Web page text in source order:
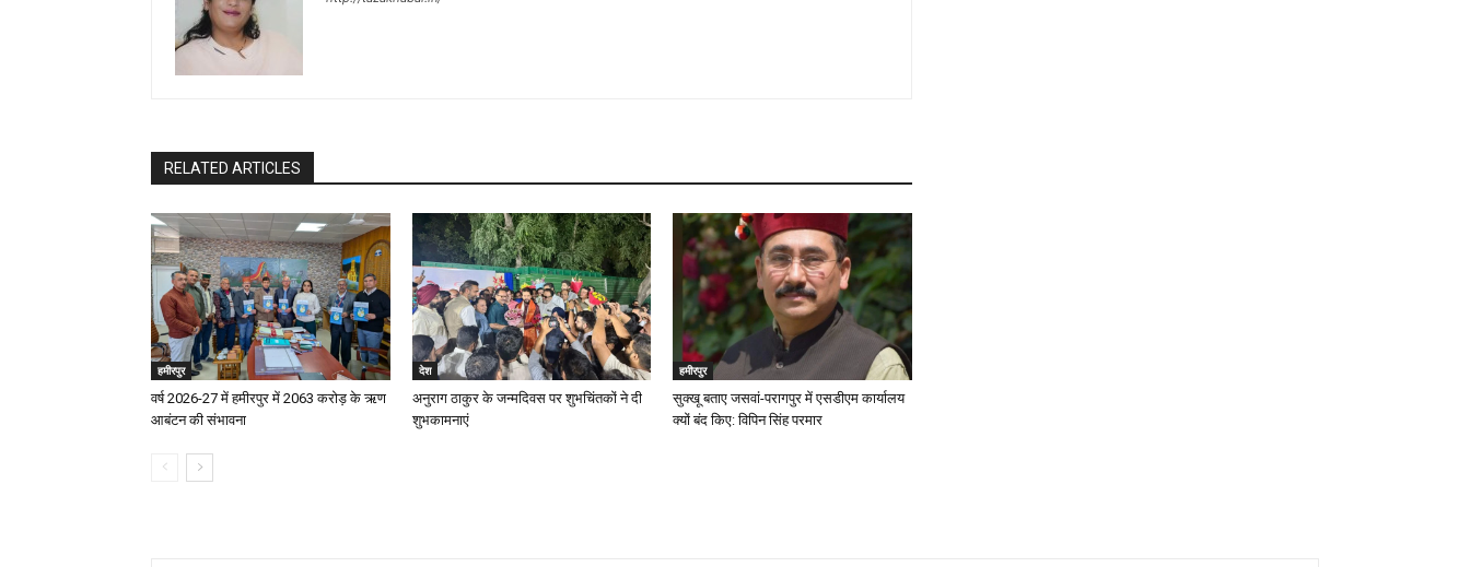
RELATED ARTICLES
हमीरपुर
वर्ष 2026-27 में हमीरपुर में 2063 करोड़ के ऋण
आबंटन की संभावना
देश
अनुराग ठाकुर के जन्मदिवस पर शुभचिंतकों ने दी
शुभकामनाएं
हमीरपुर
सुक्खू बताए जसवां-परागपुर में एसडीएम कार्यालय
क्यों बंद किए: विपिन सिंह परमार